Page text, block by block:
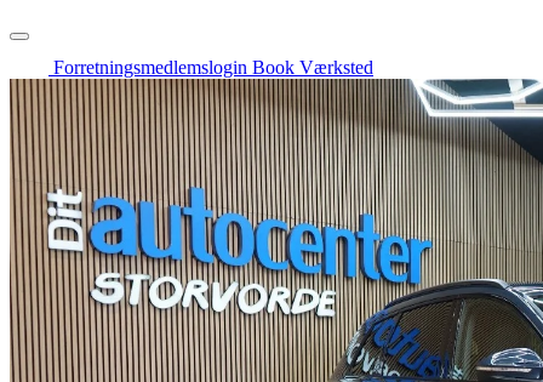
Forretningsmedlemslogin Book Værksted